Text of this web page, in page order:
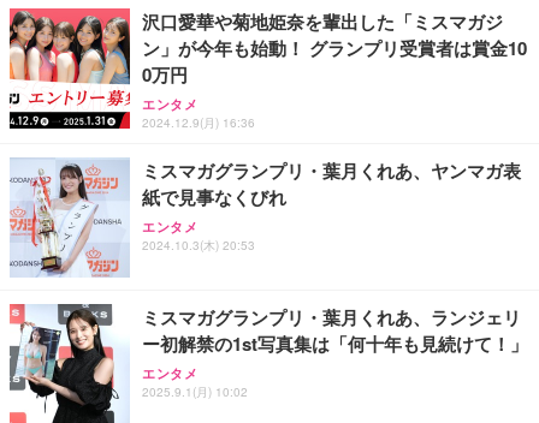
務用 おしゃれ パソコンチェア (ホワイト)
ANDWINT オフィスチェア デスクチェア 肘なし メ
ッシュ 通気性 ランバーサポート付き 腰サポート ガ
ト 幅52×奥行58.5×高さ84～96cm テレワーク 在宅
勤務 ブラック
￥4,139
【MiniLED/24.5inch/280Hz/FHD】GRAPHT THE S
HOOTER Gaming Monitor 24” Essential ゲーミン
像低減 (3年保証 | 輝点保証 | 日本メーカー)
￥34,980
アイリスオーヤマ ペットシーツ 超厚型 お徳用 レギ
ュラー 200枚入【Amazon.co.jp限定】
￥3,731
沢口愛華や菊地姫奈を輩出した「ミスマガジ
ン」が今年も始動！ グランプリ受賞者は賞金10
0万円
エンタメ
2024.12.9(月) 16:36
ミスマガグランプリ・葉月くれあ、ヤンマガ表
紙で見事なくびれ
エンタメ
2024.10.3(木) 20:53
ミスマガグランプリ・葉月くれあ、ランジェリ
ー初解禁の1st写真集は「何十年も見続けて！」
エンタメ
2025.9.1(月) 10:02